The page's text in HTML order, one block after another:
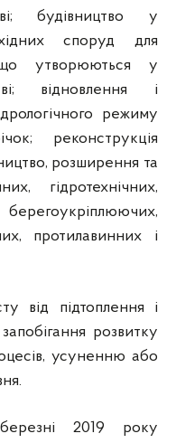
будівництво у
споруд для
утворюються у
відновлення і
режиму
реконструкція
розширення та
гідротехнічних,
протилавинних і
від підтоплення і
розвитку
усуненню або
2019 року